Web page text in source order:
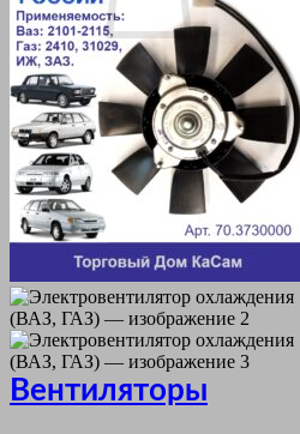
Корзина пуста.
Вернуться в магазин
Вентиляторы